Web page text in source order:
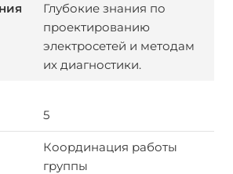
Глубокие знания по
проектированию
электросетей и методам
их диагностики.
5
Координация работы
группы